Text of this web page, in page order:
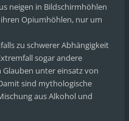
neigen in Bildschirmhöhlen
Opiumhöhlen, nur um
zu schwerer Abhängigkeit
sogar andere
Glauben unter einsatz von
sind mythologische
aus Alkohol und